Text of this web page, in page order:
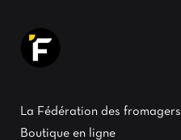
La Fédération des fromagers
Boutique en ligne